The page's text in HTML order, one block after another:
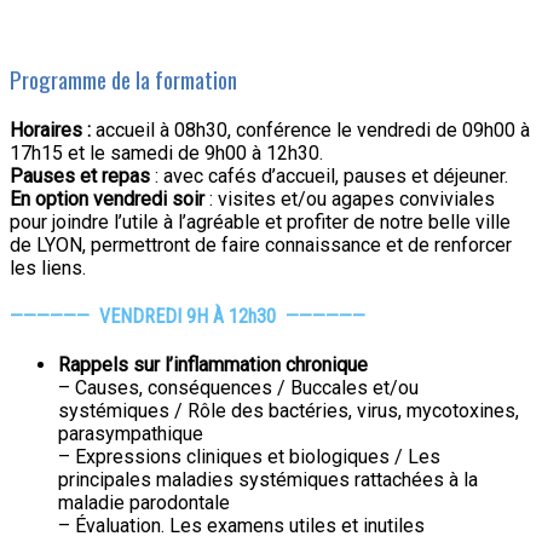
Programme de la formation
Horaires : accueil à 08h30, conférence le vendredi de 09h00 à
17h15 et le samedi de 9h00 à 12h30.
Pauses et repas : avec cafés d’accueil, pauses et déjeuner.
En option vendredi soir: visites et/ou agapes conviviales
pour joindre l’utile à l’agréable et profiter de notre belle ville
de LYON, permettront de faire connaissance et de renforcer
les liens.
—————— VENDREDI 9H À 12h30 ——————
Rappels sur l’inflammation chronique
– Causes, conséquences / Buccales et/ou
systémiques / Rôle des bactéries, virus, mycotoxines,
parasympathique
– Expressions cliniques et biologiques / Les
principales maladies systémiques rattachées à la
maladie parodontale
– Évaluation. Les examens utiles et inutiles